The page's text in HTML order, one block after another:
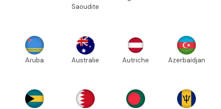
Saoudite
Aruba Australie Autriche Azerbaïdjan